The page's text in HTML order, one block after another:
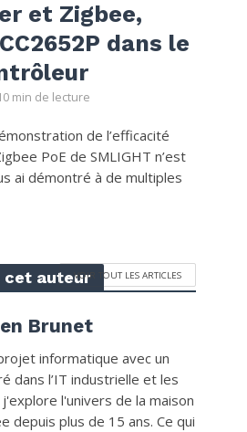
et Zigbee,
dans le
min de lecture
de l’efficacité
PoE de SMLIGHT n’est
ai démontré à de multiples
cet auteurVOIR TOUT LES ARTICLES
Brunet
informatique avec un
dans l’IT industrielle et les
l'univers de la maison
depuis plus de 15 ans. Ce qui